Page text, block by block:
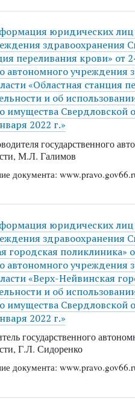
юридических лиц
здравоохранения
переливания крови» от
автономного учреждения
«Областная станция
и об
имущества Свердловской
2022 г.»
государственного
М.Л. Галимов
документа:
юридических лиц
здравоохранения
городская поликлиника»
автономного учреждения
«Верх-Нейвинская
и об
имущества Свердловской
2022 г.»
государственного
Г.Л. Сидоренко
документа: